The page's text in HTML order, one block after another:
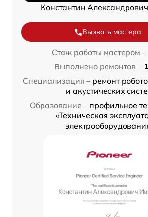
Константин
Вызвать мастера
Стаж работы мастером –
Выполнено ремонтов –
Специализация – ремонт
и акустических
Образование – профильное
«Техническая